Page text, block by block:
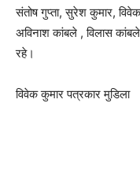
संतोष गुप्ता, सुरेश कुमार,
अविनाश कांबले , विलास
रहे।
विवेक कुमार पत्रकार मुडिला